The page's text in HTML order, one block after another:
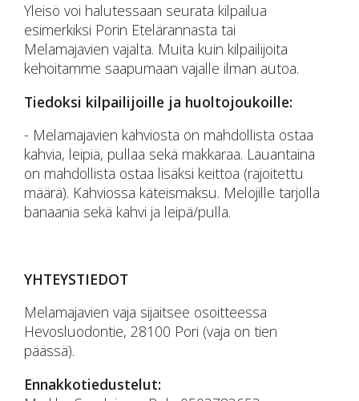
Yleisö voi halutessaan seurata kilpailua
esimerkiksi Porin Etelärannasta tai
Melamajavien vajalta. Muita kuin kilpailijoita
kehoitamme saapumaan vajalle ilman autoa.
Tiedoksi kilpailijoille ja huoltojoukoille:
- Melamajavien kahviosta on mahdollista ostaa
kahvia, leipiä, pullaa sekä makkaraa. Lauantaina
on mahdollista ostaa lisäksi keittoa (rajoitettu
määrä). Kahviossa käteismaksu. Melojille tarjolla
banaania sekä kahvi ja leipä/pulla.
YHTEYSTIEDOT
Melamajavien vaja sijaitsee osoitteessa
Hevosluodontie, 28100 Pori (vaja on tien
päässä).
Ennakkotiedustelut: